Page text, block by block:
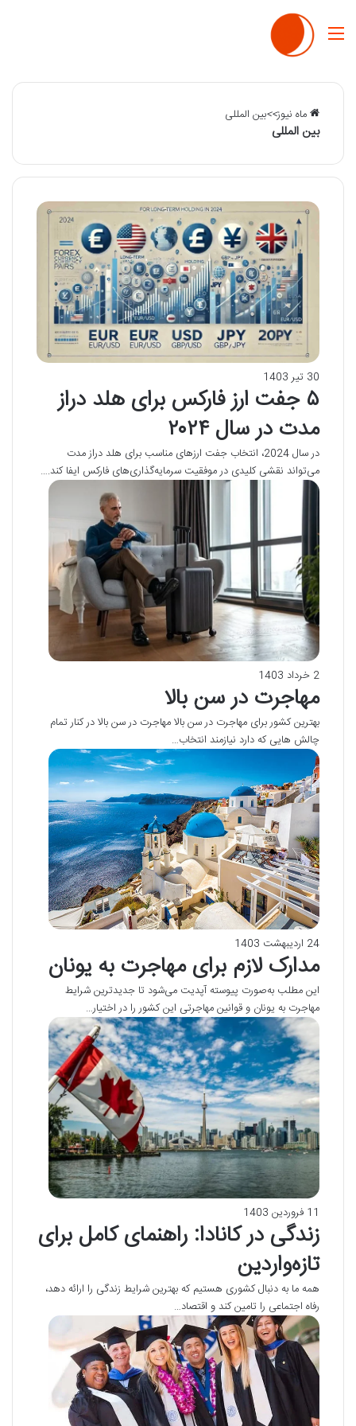
منو
ماه نیوز>>بین المللی
بین المللی
30 تیر 1403
۵ جفت ارز فارکس برای هلد دراز
مدت در سال ۲۰۲۴
در سال 2024، انتخاب جفت ارزهای مناسب برای هلد دراز مدت
می‌تواند نقشی کلیدی در موفقیت سرمایه‌گذاری‌های فارکس ایفا کند.…
2 خرداد 1403
مهاجرت در سن بالا
بهترین کشور برای مهاجرت در سن بالا مهاجرت در سن بالا در کنار تمام
چالش هایی که دارد نیازمند انتخاب…
24 اردیبهشت 1403
مدارک لازم برای مهاجرت به یونان
این مطلب به‌صورت پیوسته آپدیت می‌شود تا جدیدترین شرایط
مهاجرت به یونان و قوانین مهاجرتی این کشور را در اختیار…
11 فروردین 1403
زندگی در کانادا: راهنمای کامل برای
تازه‌واردین
همه ما به دنبال کشوری هستیم که بهترین شرایط زندگی را ارائه دهد،
رفاه اجتماعی را تامین کند و اقتصاد…